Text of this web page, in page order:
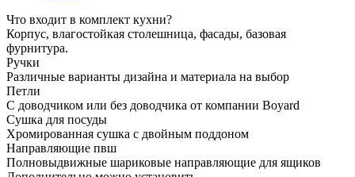
Что входит в комплект кухни?
Корпус, влагостойкая столешница, фасады, базовая
фурнитура.
Ручки
Различные варианты дизайна и материала на выбор
Петли
С доводчиком или без доводчика от компании Boyard
Сушка для посуды
Хромированная сушка с двойным поддоном
Направляющие пвш
Полновыдвижные шариковые направляющие для ящиков